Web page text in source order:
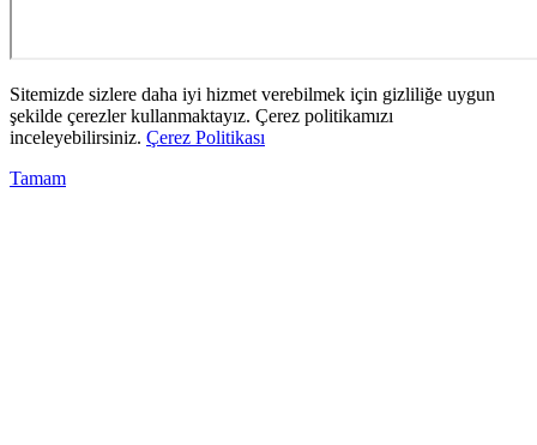
Sitemizde sizlere daha iyi hizmet verebilmek için gizliliğe uygun
şekilde çerezler kullanmaktayız. Çerez politikamızı
inceleyebilirsiniz. Çerez Politikası
Tamam